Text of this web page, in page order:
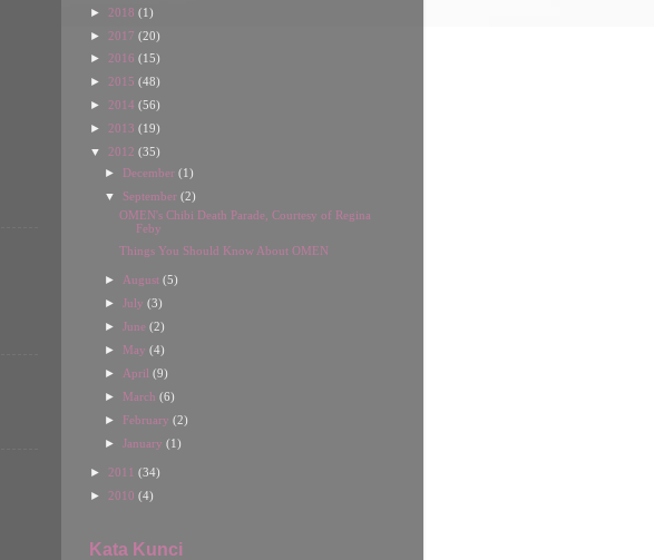
► 2018 (1)
► 2017 (20)
► 2016 (15)
► 2015 (48)
► 2014 (56)
► 2013 (19)
▼ 2012 (35)
► December (1)
▼ September (2)
OMEN's Chibi Death Parade, Courtesy of Regina
Feby
Things You Should Know About OMEN
► August (5)
► July (3)
► June (2)
► May (4)
► April (9)
► March (6)
► February (2)
► January (1)
► 2011 (34)
► 2010 (4)
Kata Kunci